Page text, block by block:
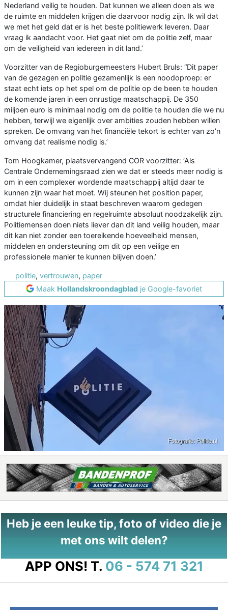
Nederland veilig te houden. Dat kunnen we alleen doen als we
de ruimte en middelen krijgen die daarvoor nodig zijn. Ik wil dat
we met het geld dat er is het beste politiewerk leveren. Daar
vraag ik aandacht voor. Het gaat niet om de politie zelf, maar
om de veiligheid van iedereen in dit land.’
Voorzitter van de Regioburgemeesters Hubert Bruls: “Dit paper
van de gezagen en politie gezamenlijk is een noodoproep: er
staat echt iets op het spel om de politie op de been te houden
de komende jaren in een onrustige maatschappij. De 350
miljoen euro is minimaal nodig om de politie te houden die we nu
hebben, terwijl we eigenlijk over ambities zouden hebben willen
spreken. De omvang van het financiële tekort is echter van zo’n
omvang dat realisme nodig is.’
Tom Hoogkamer, plaatsvervangend COR voorzitter: ‘Als
Centrale Ondernemingsraad zien we dat er steeds meer nodig is
om in een complexer wordende maatschappij altijd daar te
kunnen zijn waar het moet. Wij steunen het position paper,
omdat hier duidelijk in staat beschreven waarom gedegen
structurele financiering en regelruimte absoluut noodzakelijk zijn.
Politiemensen doen niets liever dan dit land veilig houden, maar
dit kan niet zonder een toereikende hoeveelheid mensen,
middelen en ondersteuning om dit op een veilige en
professionele manier te kunnen blijven doen.’
politie, vertrouwen, paper
Maak Hollandskroondagblad je Google-favoriet
Heb je een leuke tip, foto of video die je
met ons wilt delen?
APP ONS! T. 06 - 574 71 321